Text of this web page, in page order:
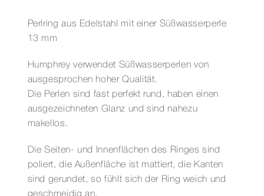
MM,PERLE
EINGESPANNT
Perlring aus Edelstahl mit einer Süßwasserperle
13 mm
Humphrey verwendet Süßwasserperlen von
ausgesprochen hoher Qualität.
Die Perlen sind fast perfekt rund, haben einen
ausgezeichneten Glanz und sind nahezu
makellos.
Die Seiten- und Innenflächen des Ringes sind
poliert, die Außenfläche ist mattiert, die Kanten
sind gerundet, so fühlt sich der Ring weich und
geschmeidig an.